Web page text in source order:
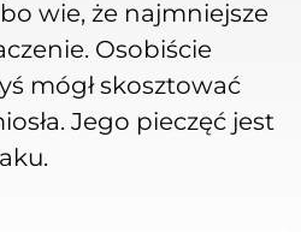
wie, że najmniejsze
Osobiście
mógł skosztować
Jego pieczęć jest